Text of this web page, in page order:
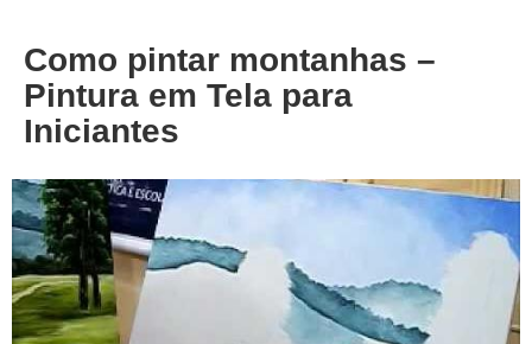
Como pintar montanhas –
Pintura em Tela para
Iniciantes